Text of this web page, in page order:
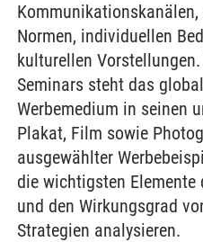
Normen, individuellen
kulturellen
Seminars steht das
Werbemedium in seinen
Plakat, Film sowie
ausgewählter
die wichtigsten Elemente
und den Wirkungsgrad
Strategien analysieren.